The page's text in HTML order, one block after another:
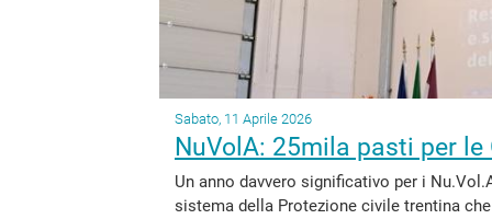
Sabato, 11 Aprile 2026
NuVolA: 25mila pasti per
Un anno davvero significativo per i
sistema della Protezione civile trentina